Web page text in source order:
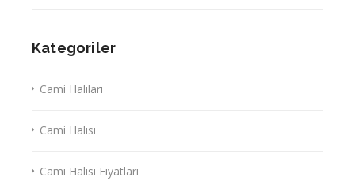
Kategoriler
Cami Halıları
Cami Halısı
Cami Halısı Fiyatları